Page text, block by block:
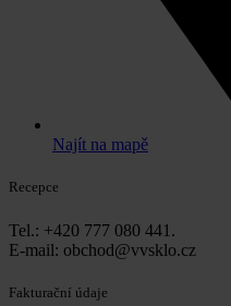
Najít na mapě
Recepce
Tel.: +420 777 080 441.
E-mail: obchod@vvsklo.cz
Fakturační údaje